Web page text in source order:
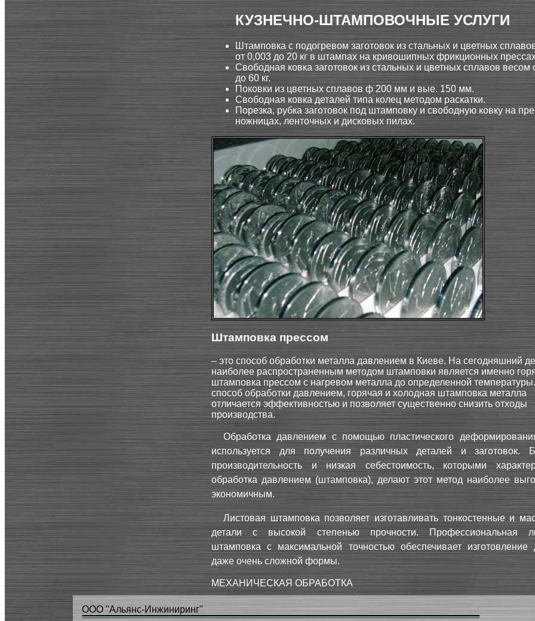
КУЗНЕЧНО-ШТАМПОВОЧНЫЕ УСЛУГИ
Штамповка с подогревом заготовок из стальных и цветных
от 0,003 до 20 кг в штампах на кривошипных фрикционных
Свободная ковка заготовок из стальных и цветных сплавов весом
до 60 кг.
Поковки из цветных сплавов ф 200 мм и вые. 150 мм.
Свободная ковка деталей типа колец методом раскатки.
Порезка, рубка заготовок под штамповку и свободную ковку на
ножницах, ленточных и дисковых пилах.
Штамповка прессом
– это способ обработки металла давлением в Киеве. На сегодняшний
наиболее распространенным методом штамповки является именно
штамповка прессом с нагревом металла до определенной
способ обработки давлением, горячая и холодная штамповка металла
отличается эффективностью и позволяет существенно снизить отходы
производства.
Обработка давлением с помощью пластического
используется для получения различных деталей и заготовок.
производительность и низкая себестоимость, которыми
обработка давлением (штамповка), делают этот метод наиболее
экономичным.
Листовая штамповка позволяет изготавливать тонкостенные и
детали с высокой степенью прочности. Профессиональная
штамповка с максимальной точностью обеспечивает изготовление
даже очень сложной формы.
МЕХАНИЧЕСКАЯ ОБРАБОТКА
ООО "Альянс-Инжиниринг"